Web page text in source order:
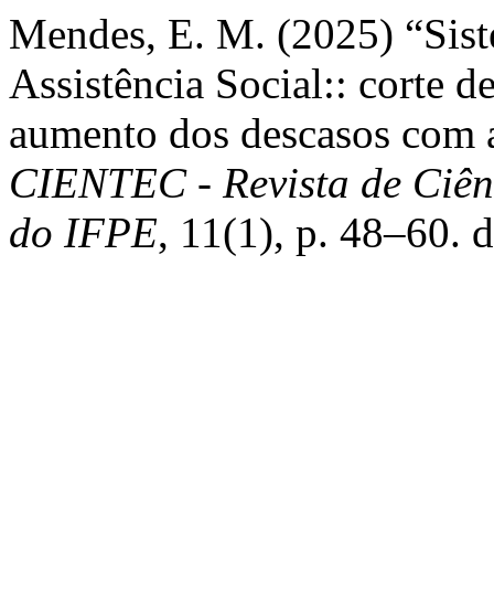
Mendes, E. M. (2025)
Assistência Social:: corte
aumento dos descasos
CIENTEC - Revista de
do IFPE, 11(1), p. 48–60.